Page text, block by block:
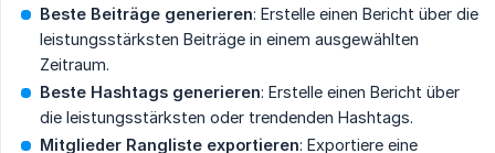
Beste Beiträge generieren: Erstelle einen Bericht über die
leistungsstärksten Beiträge in einem ausgewählten
Zeitraum.
Beste Hashtags generieren: Erstelle einen Bericht über
die leistungsstärksten oder trendenden Hashtags.
Mitglieder Rangliste exportieren: Exportiere eine